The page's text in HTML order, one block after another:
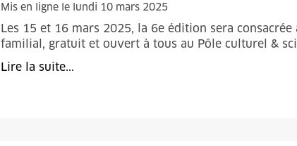
Mis en ligne le lundi 10 mars 2025
Les 15 et 16 mars 2025, la 6e édition sera
familial, gratuit et ouvert à tous au Pôle culturel &
Lire la suite...